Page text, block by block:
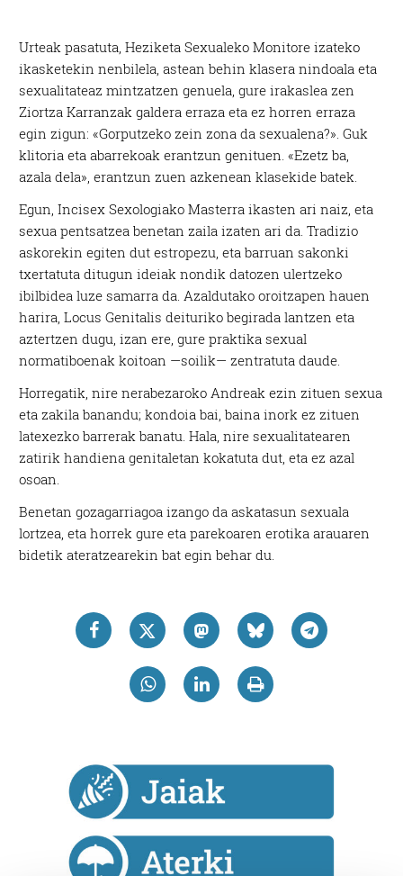
Urteak pasatuta, Heziketa Sexualeko Monitore izateko
ikasketekin nenbilela, astean behin klasera nindoala eta
sexualitateaz mintzatzen genuela, gure irakaslea zen
Ziortza Karranzak galdera erraza eta ez horren erraza
egin zigun: «Gorputzeko zein zona da sexualena?». Guk
klitoria eta abarrekoak erantzun genituen. «Ezetz ba,
azala dela», erantzun zuen azkenean klasekide batek.
Egun, Incisex Sexologiako Masterra ikasten ari naiz, eta
sexua pentsatzea benetan zaila izaten ari da. Tradizio
askorekin egiten dut estropezu, eta barruan sakonki
txertatuta ditugun ideiak nondik datozen ulertzeko
ibilbidea luze samarra da. Azaldutako oroitzapen hauen
harira, Locus Genitalis deituriko begirada lantzen eta
aztertzen dugu, izan ere, gure praktika sexual
normatiboenak koitoan —soilik— zentratuta daude.
Horregatik, nire nerabezaroko Andreak ezin zituen sexua
eta zakila banandu; kondoia bai, baina inork ez zituen
latexezko barrerak banatu. Hala, nire sexualitatearen
zatirik handiena genitaletan kokatuta dut, eta ez azal
osoan.
Benetan gozagarriagoa izango da askatasun sexuala
lortzea, eta horrek gure eta parekoaren erotika arauaren
bidetik ateratzearekin bat egin behar du.